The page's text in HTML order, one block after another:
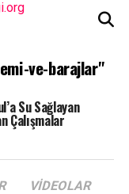
ve-barajlar"
Su Sağlayan
Çalışmalar
VIDEOLAR